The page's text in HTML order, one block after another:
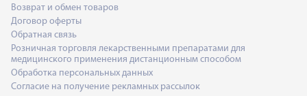
Возврат и обмен товаров
Договор оферты
Обратная связь
Розничная торговля лекарственными препаратами для
медицинского применения дистанционным способом
Обработка персональных данных
Согласие на получение рекламных рассылок